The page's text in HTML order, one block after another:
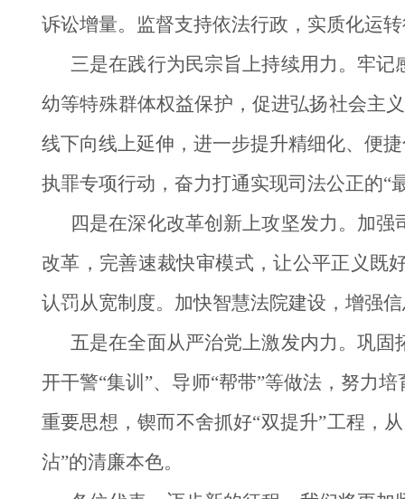
诉讼增量。监督支持依法行政，实质化运
三是在践行为民宗旨上持续用力。牢
幼等特殊群体权益保护，促进弘扬社会主
线下向线上延伸，进一步提升精细化、便
执罪专项行动，奋力打通实现司法公正的“
四是在深化改革创新上攻坚发力。加
改革，完善速裁快审模式，让公平正义既
认罚从宽制度。加快智慧法院建设，增强
五是在全面从严治党上激发内力。巩
开干警“集训”、导师“帮带”等做法，努力
重要思想，锲而不舍抓好“双提升”工程，
沾”的清廉本色。